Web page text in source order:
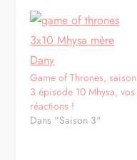
Game of Thrones, saison
3 épisode 10 Mhysa, vos
réactions !
Dans "Saison 3"